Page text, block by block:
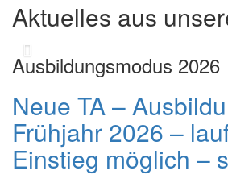
Aktuelles aus
Ausbildungsmodus 2026
Neue TA –
Frühjahr 2026 –
Einstieg möglich –